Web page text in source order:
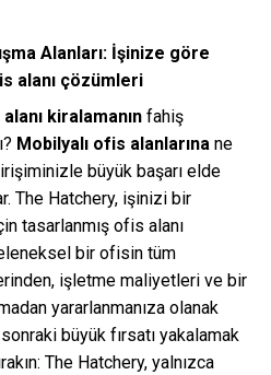
Alanları: İşinize göre
alanı çözümleri
kiralamanın fahiş
Mobilyalı ofis alanlarına ne
büyük başarı elde
The Hatchery, işinizi bir
tasarlanmış ofis alanı
bir ofisin tüm
işletme maliyetleri ve bir
yararlanmanıza olanak
büyük fırsatı yakalamak
The Hatchery, yalnızca